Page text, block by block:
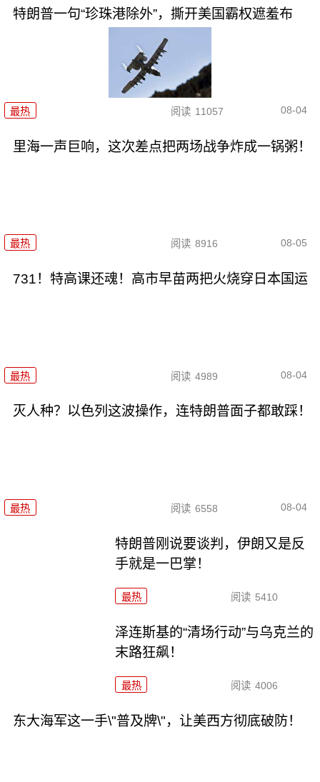
特朗普一句“珍珠港除外”，撕开美国霸权遮羞布
最热 阅读 11057 08-04
里海一声巨响，这次差点把两场战争炸成一锅粥！
最热 阅读 8916 08-05
731！特高课还魂！高市早苗两把火烧穿日本国运
最热 阅读 4989 08-04
灭人种？以色列这波操作，连特朗普面子都敢踩！
最热 阅读 6558 08-04
特朗普刚说要谈判，伊朗又是反
手就是一巴掌！
最热 阅读 5410
泽连斯基的“清场行动”与乌克兰的
末路狂飙！
最热 阅读 4006
东大海军这一手\"普及牌\"，让美西方彻底破防！